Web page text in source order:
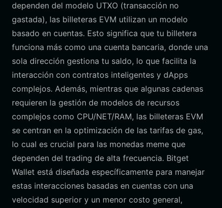
dependen del modelo UTXO (transacción no
gastada), las billeteras EVM utilizan un modelo
basado en cuentas. Esto significa que tu billetera
funciona más como una cuenta bancaria, donde una
sola dirección gestiona tu saldo, lo que facilita la
interacción con contratos inteligentes y dApps
complejos. Además, mientras que algunas cadenas
requieren la gestión de modelos de recursos
complejos como CPU/NET/RAM, las billeteras EVM
se centran en la optimización de las tarifas de gas,
lo cual es crucial para las monedas meme que
dependen del trading de alta frecuencia. Bitget
Wallet está diseñada específicamente para manejar
estas interacciones basadas en cuentas con una
velocidad superior y un menor costo general,